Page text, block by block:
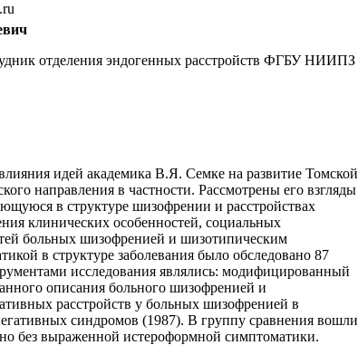
отделения эндогенных расстройств ФГБУ НИИПЗ
идей академика В.Я. Семке на развитие Томской
направления в частности. Рассмотрены его взгляды
в структуре шизофрении и расстройствах
клинических особенностей, социальных
больных шизофренией и шизотипическим
в структуре заболевания было обследовано 87
исследования являлись: модифицированный
описания больного шизофренией и
расстройств у больных шизофренией в
синдромов (1987). В группу сравнения вошли
без выраженной истероформной симптоматики.